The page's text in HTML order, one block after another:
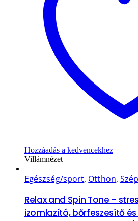
Hozzáadás a kedvencekhez
Villámnézet
Egészség/sport, Otthon,
Relax and Spin Tone –
izomlazító, bőrfeszesítő